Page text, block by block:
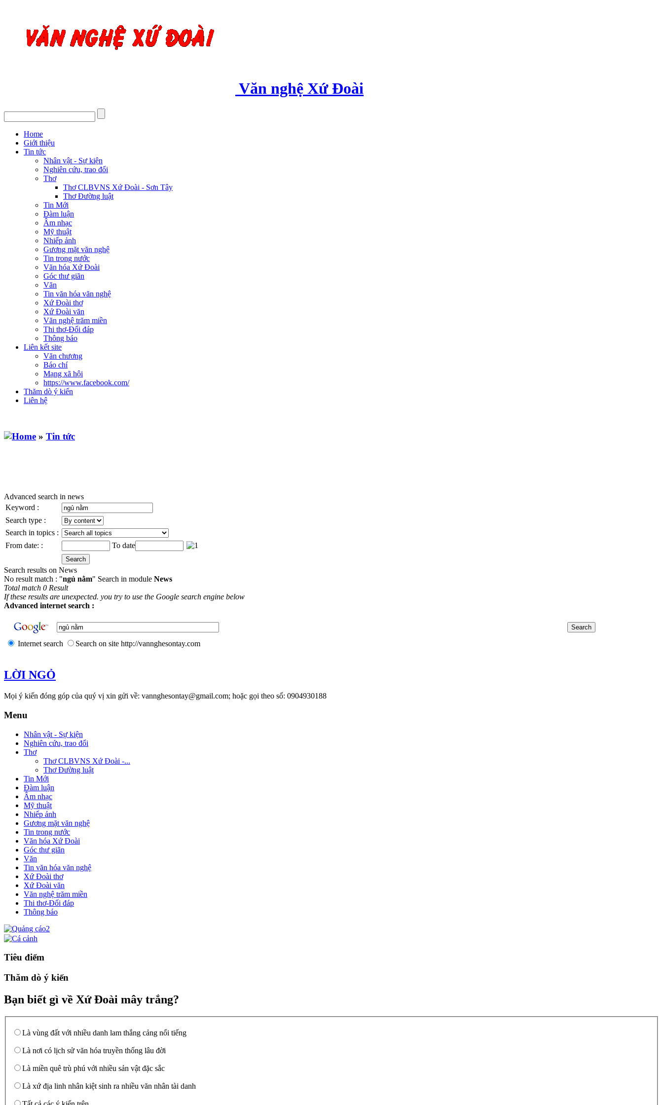
Văn nghệ Xứ Đoài
Home
Giới thiệu
Tin tức
Nhân vật - Sự kiện
Nghiên cứu, trao đổi
Thơ
Thơ CLBVNS Xứ Đoài - Sơn Tây
Thơ Đường luật
Tin Mới
Đàm luận
Âm nhạc
Mỹ thuật
Nhiếp ảnh
Gương mặt văn nghệ
Tin trong nước
Văn hóa Xứ Đoài
Góc thư giãn
Văn
Tin văn hóa văn nghệ
Xứ Đoài thơ
Xứ Đoài văn
Văn nghệ trăm miền
Thi thơ-Đối đáp
Thông báo
Liên kết site
Văn chương
Báo chí
Mạng xã hội
https://www.facebook.com/
Thăm dò ý kiến
Liên hệ
» Tin tức
Advanced search in news
Keyword :
Search type :
Search in topics :
From date: :
To date
Search results on News
No result match : "ngủ nằm" Search in module News
Total match 0 Result
If these results are unexpected. you try to use the Google search engine below
Advanced internet search :
Internet search Search on site http://vannghesontay.com
LỜI NGỎ
Mọi ý kiến đóng góp của quý vị xin gửi về: vannghesontay@gmail.com; hoặc gọi theo số: 0904930188
Menu
Nhân vật - Sự kiện
Nghiên cứu, trao đổi
Thơ
Thơ CLBVNS Xứ Đoài -...
Thơ Đường luật
Tin Mới
Đàm luận
Âm nhạc
Mỹ thuật
Nhiếp ảnh
Gương mặt văn nghệ
Tin trong nước
Văn hóa Xứ Đoài
Góc thư giãn
Văn
Tin văn hóa văn nghệ
Xứ Đoài thơ
Xứ Đoài văn
Văn nghệ trăm miền
Thi thơ-Đối đáp
Thông báo
Tiêu điểm
Thăm dò ý kiến
Bạn biết gì về Xứ Đoài mây trắng?
Là vùng đất với nhiều danh lam thắng cảng nổi tiếng
Là nơi có lịch sử văn hóa truyền thống lâu đời
Là miền quê trù phú với nhiều sản vật đặc sắc
Là xứ địa linh nhân kiệt sinh ra nhiều văn nhân tài danh